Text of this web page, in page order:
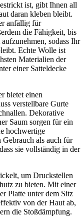
ist, gibt Ihnen all
daran kleben bleibt.
anfällig für
die Fähigkeit, bis
sodass Ihr
Echte Wolle ist
Materialien der
einer Satteldecke
bietet einen
verstellbare Gurte
Dekorative
Saum sorgen für ein
hochwertige
als auch für
sie vollständig in der
um Druckstellen
zu bieten. Mit einer
Platte unter dem Sitz
von der Haut ab,
die Stoßdämpfung.